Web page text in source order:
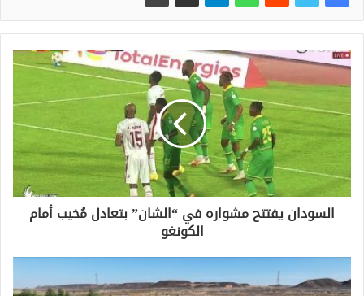
السودان يفتتح مشواره في “الشان” بتعادل مُخيب أمام
الكونغو